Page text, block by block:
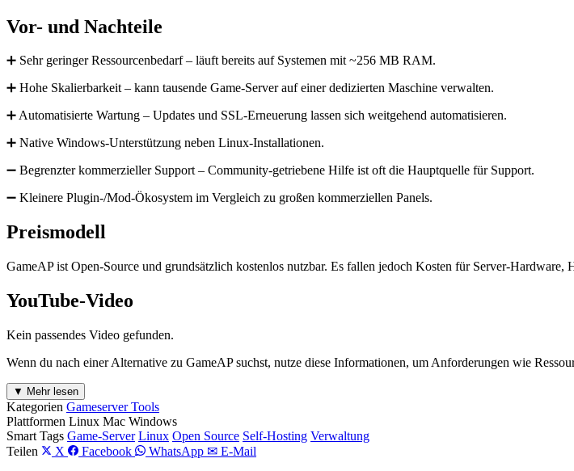
Vor- und Nachteile
➕ Sehr geringer Ressourcenbedarf – läuft bereits auf Systemen mit ~256 MB RAM.
➕ Hohe Skalierbarkeit – kann tausende Game-Server auf einer dedizierten Maschine verwalten.
➕ Automatisierte Wartung – Updates und SSL-Erneuerung lassen sich weitgehend automatisieren.
➕ Native Windows-Unterstützung neben Linux-Installationen.
➖ Begrenzter kommerzieller Support – Community-getriebene Hilfe ist oft die Hauptquelle für Support.
➖ Kleinere Plugin-/Mod-Ökosystem im Vergleich zu großen kommerziellen Panels.
Preismodell
GameAP ist Open-Source und grundsätzlich kostenlos nutzbar. Es fallen jedoch Kosten für Server-
YouTube-Video
Kein passendes Video gefunden.
Wenn du nach einer Alternative zu GameAP suchst, nutze diese Informationen, um Anforderungen wie
▼ Mehr lesen
Kategorien Gameserver Tools
Plattformen Linux Mac Windows
Smart Tags Game-Server Linux Open Source Self-Hosting Verwaltung
Teilen
X Facebook WhatsApp ✉ E-Mail